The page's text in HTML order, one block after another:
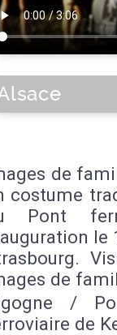
de
costume
Pont
le
de
/
de